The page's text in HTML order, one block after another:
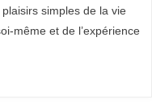
simples de la vie
même et de l’expérience